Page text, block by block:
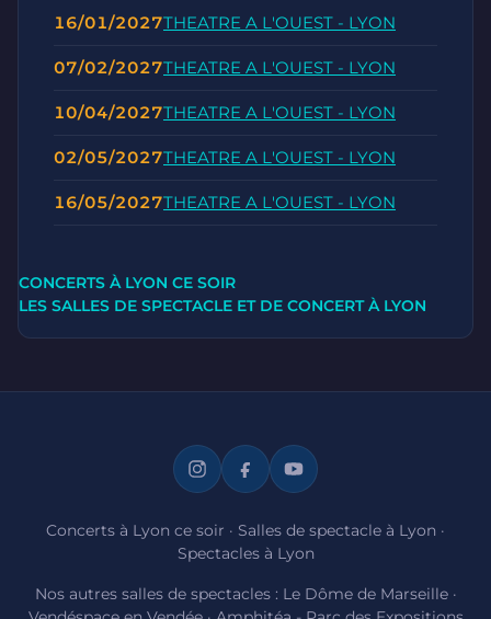
16/01/2027THEATRE A L'OUEST - LYON
07/02/2027THEATRE A L'OUEST - LYON
10/04/2027THEATRE A L'OUEST - LYON
02/05/2027THEATRE A L'OUEST - LYON
16/05/2027THEATRE A L'OUEST - LYON
CONCERTS À LYON CE SOIR
LES SALLES DE SPECTACLE ET DE CONCERT À LYON
Concerts à Lyon ce soir · Salles de spectacle à Lyon ·
Spectacles à Lyon
Nos autres salles de spectacles : Le Dôme de Marseille·